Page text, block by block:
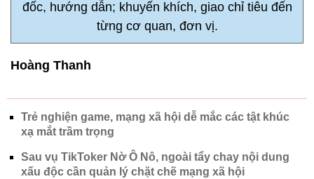
đốc, hướng dẫn; khuyến khích, giao chỉ tiêu đến
từng cơ quan, đơn vị.
Hoàng Thanh
Trẻ nghiện game, mạng xã hội dễ mắc các tật khúc
xạ mắt trầm trọng
Sau vụ TikToker Nờ Ô Nô, ngoài tẩy chay nội dung
xấu độc cần quản lý chặt chẽ mạng xã hội